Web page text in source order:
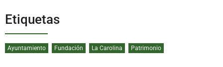
Etiquetas
Ayuntamiento Fundación La Carolina Patrimonio